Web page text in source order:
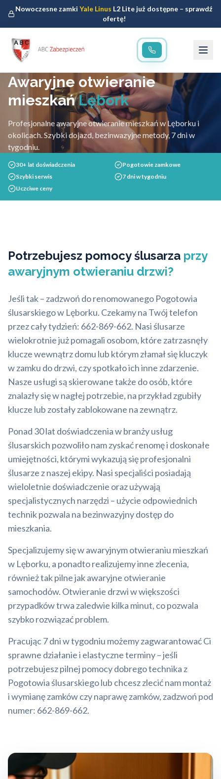
Nowoczesne zamkiYale Linus L2 Lite już dostępne – sprawdź
ofertę!
Awaryjne otwieranie
mieszkańLębork
Profesjonalne awaryjne otwieranie mieszkań w Lęborku i
okolicach. Szybki dojazd, bezinwazyjne metody, 7 dni w
tygodniu.
30+ lat doświadczenia
Pogotowie zamkowe
Szybki serwis
7 dni w tygodniu
Uczciwe ceny
Potrzebujesz pomocy ślusarza przy
awaryjnym otwieraniu drzwi?
Jeśli tak – zadzwoń do renomowanego Pogotowia
ślusarskiego w Lęborku. Czekamy na Twój telefon
przez cały tydzień: 662-869-662. Nasi ślusarze
wielokrotnie już pomagali osobom, które zatrzasnęły
klucze wewnątrz domu lub którym złamał się kluczyk
w zamku do drzwi, czy spotkało ich inne zdarzenie.
Nasze usługi są skierowane także do osób, które
znalazły się w nagłej potrzebie, na przykład zgubiły
klucze lub zostały zablokowane na zewnątrz.
Ponad 30 lat doświadczenia w branży usług
ślusarskich pozwoliło nam zyskać renomę i doskonałe
umiejętności, którymi wykazują się profesjonalni
ślusarze z naszej ekipy. Nasi specjaliści posiadają
wieloletnie doświadczenie oraz używają
specjalistycznych narzędzi – użycie odpowiednich
technik pozwala na bezinwazyjny dostęp do
mieszkania.
Specjalizujemy się w awaryjnym otwieraniu mieszkań
w Lęborku, a ponadto realizujemy inne zlecenia,
również tak pilne jak awaryjne otwieranie
samochodów. Otwieranie drzwi w większości
przypadków trwa zaledwie kilka minut, co pozwala
szybko rozwiązać problem.
Pracując 7 dni w tygodniu możemy zagwarantować Ci
sprawne działanie i elastyczne terminy – jeśli
potrzebujesz pilnej pomocy dobrego technika z
Pogotowia ślusarskiego lub chcesz zlecić nam montaż
i wymianę zamków czy naprawę zamków, zadzwoń pod
numer: 662-869-662.